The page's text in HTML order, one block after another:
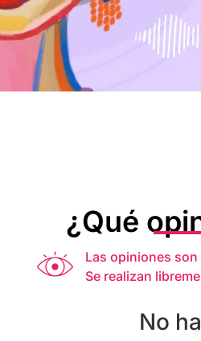
¿Qué
Las opiniones
Se realizan
No